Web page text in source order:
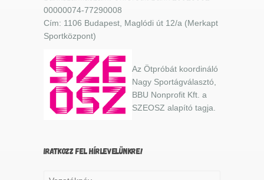
00000074-77290008
Cím: 1106 Budapest, Maglódi út 12/a (Merkapt
Sportközpont)
Az Ötpróbát koordináló
Nagy Sportágválasztó,
BBU Nonprofit Kft. a
SZEOSZ alapító tagja.
IRATKOZZ FEL HÍRLEVELÜNKRE!